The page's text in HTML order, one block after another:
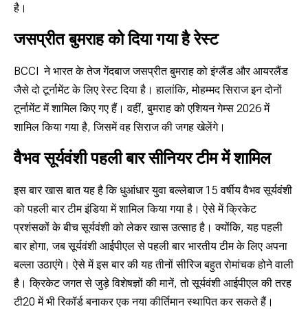
है।
जसप्रीत बुमराह को दिया गया है रेस्ट
BCCI ने भारत के तेज गेंदबाज जसप्रीत बुमराह को इंग्लैंड और आयरलैंड
जैसे दो टूर्नामेंट के लिए रेस्ट दिया है। हालांकि, मोहम्मद सिराज इन दोनों
टूर्नामेंट में शामिल किए गए हैं। वहीं, बुमराह को एशियन गेम्स 2026 में
शामिल किया गया है, जिसमें वह सिराज की जगह खेलेंगे।
वैभव सूर्यवंशी पहली बार सीनियर टीम में शामिल
इस बार खास बात यह है कि धुआंधार युवा बल्लेबाज 15 वर्षीय वैभव सूर्यवंशी
को पहली बार टीम इंडिया में शामिल किया गया है। ऐसे में क्रिकेट
प्रशंसकों के बीच सूर्यवंशी को लेकर खास उत्साह है। क्योंकि, यह पहली
बार होगा, जब सूर्यवंशी आईपीएल से पहली बार भारतीय टीम के लिए अपना
बल्ला उठाएंगे। ऐसे में इस बार की यह तीनों सीरिज बहुत रोमांचक होने वाली
है। क्रिकेट जगत से जुड़े विशेषज्ञों की मानें, तो सूर्यवंशी आईपीएल की तरह
टी20 में भी रिकॉर्ड बनाकर एक नया कीर्तिमान स्थापित कर सकते हैं।